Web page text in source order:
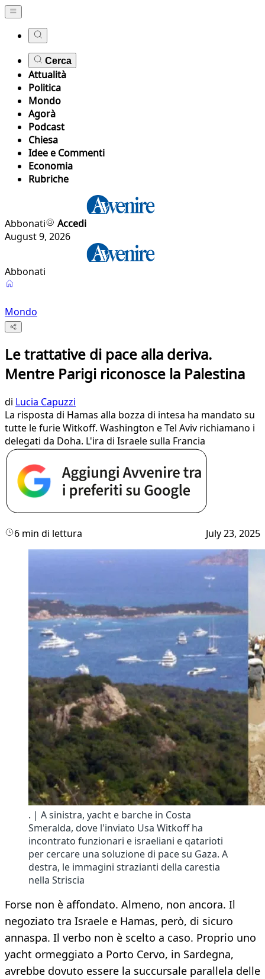
Cerca
Attualità
Politica
Mondo
Agorà
Podcast
Chiesa
Idee e Commenti
Economia
Rubriche
Abbonati
Accedi
August 9, 2026
Abbonati
Mondo
Le trattative di pace alla deriva.
Mentre Parigi riconosce la Palestina
di Lucia Capuzzi
La risposta di Hamas alla bozza di intesa ha mandato su
tutte le furie Witkoff. Washington e Tel Aviv richiamano i
delegati da Doha. L'ira di Israele sulla Francia
6 min di lettura July 23, 2025
. | A sinistra, yacht e barche in Costa
Smeralda, dove l'inviato Usa Witkoff ha
incontrato funzionari e israeliani e qatarioti
per cercare una soluzione di pace su Gaza. A
destra, le immagini strazianti della carestia
nella Striscia
Forse non è affondato. Almeno, non ancora. Il
negoziato tra Israele e Hamas, però, di sicuro
annaspa. Il verbo non è scelto a caso. Proprio uno
yacht ormeggiato a Porto Cervo, in Sardegna,
avrebbe dovuto essere la succursale parallela delle